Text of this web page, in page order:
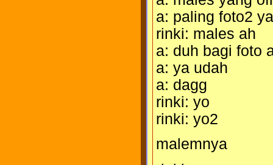
a: paling foto2
rinki: males ah
a: duh bagi foto
a: ya udah
a: dagg
rinki: yo
rinki: yo2
malemnya